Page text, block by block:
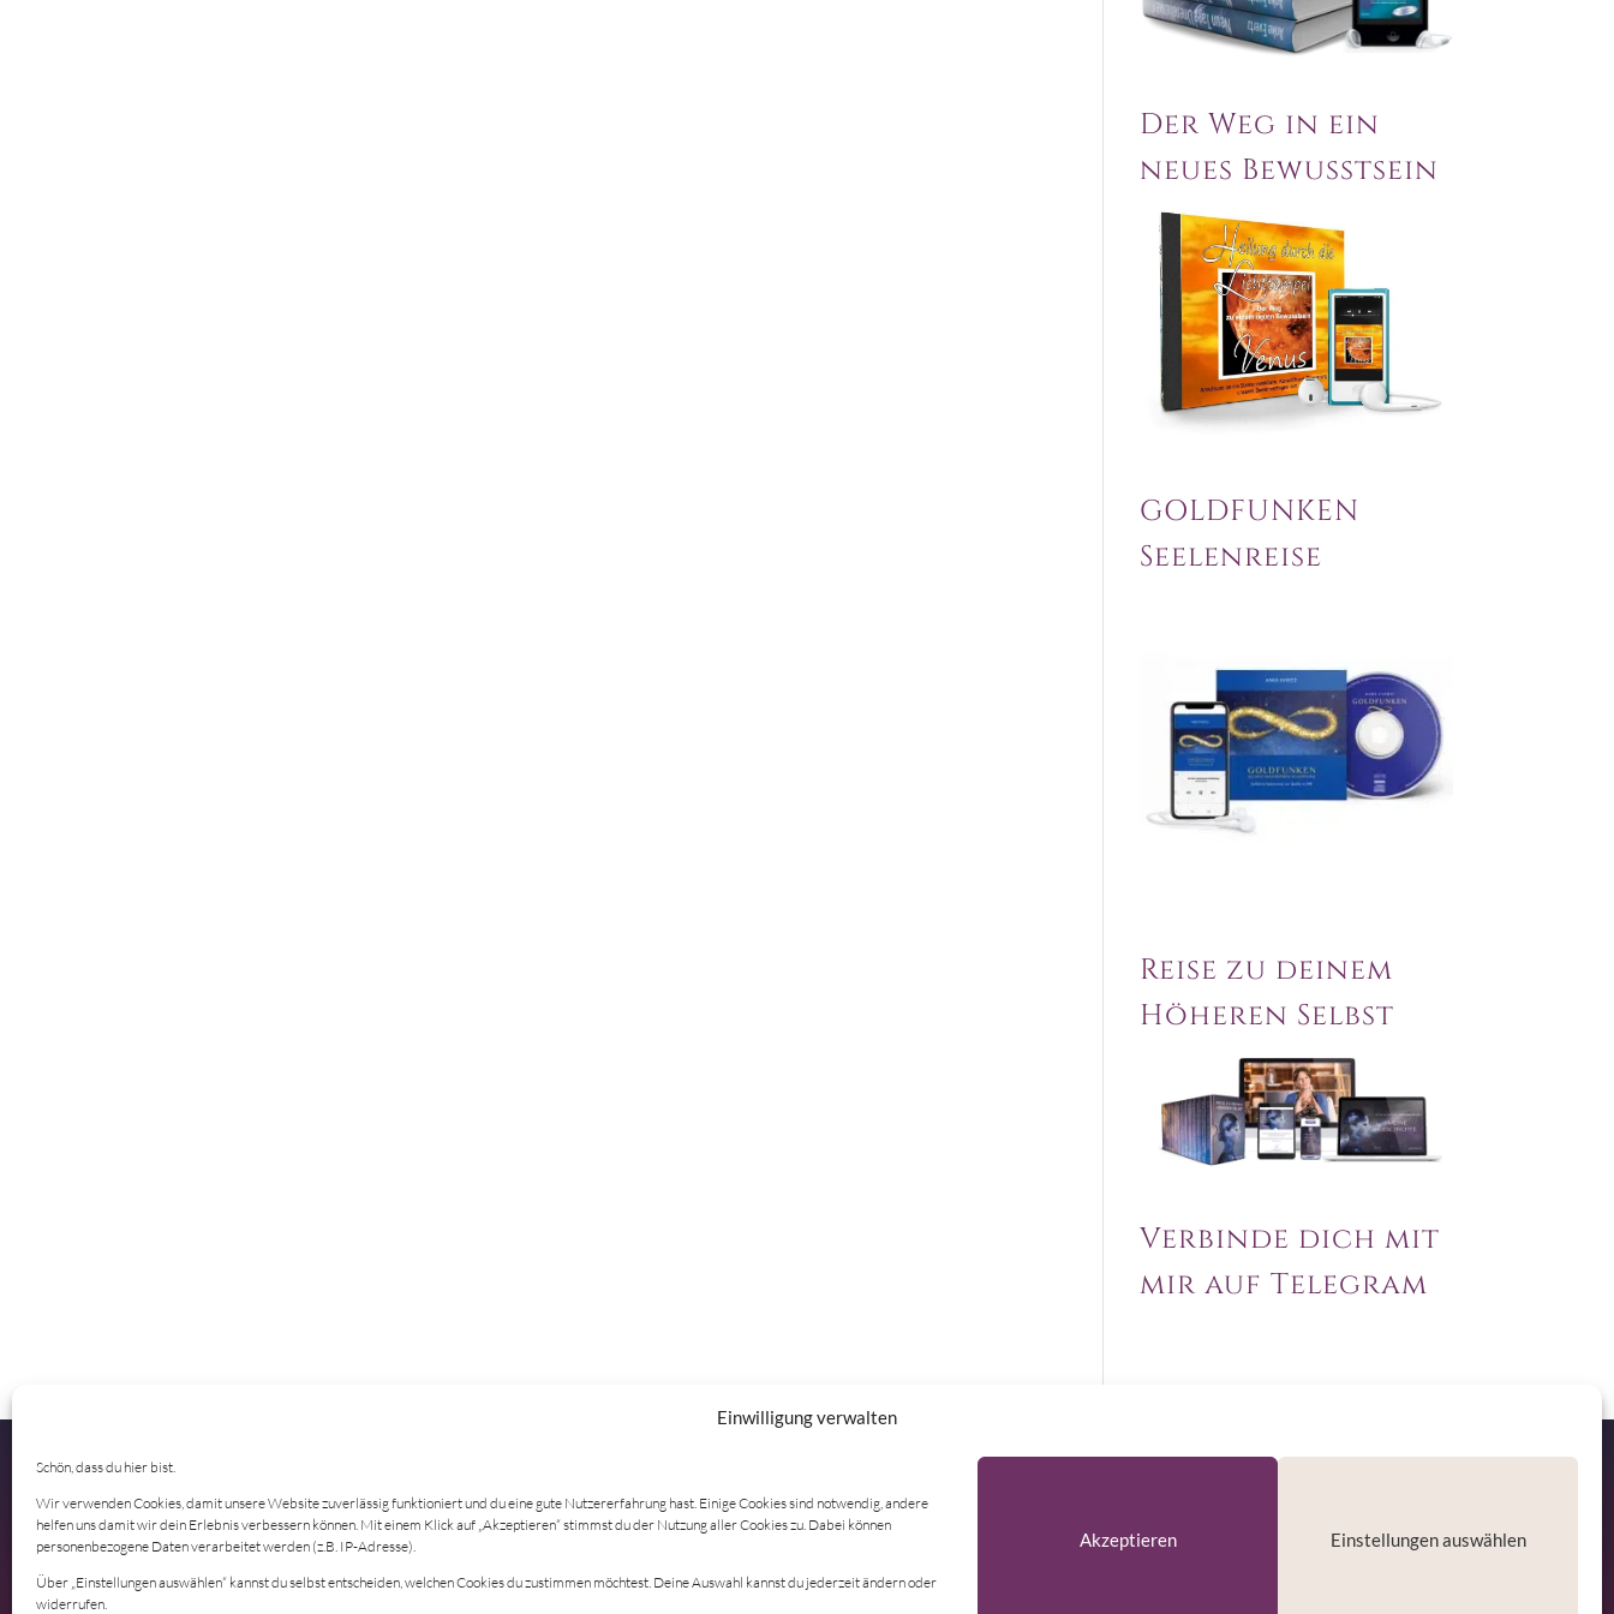
Einwilligung verwalten
Schön, dass du hier bist.
Wir verwenden Cookies, damit unsere Website zuverlässig funktioniert und du eine gute Nutzererfahrung hast. Einige Cookies sind notwendig, andere
helfen uns damit wir dein Erlebnis verbessern können. Mit einem Klick auf „Akzeptieren“ stimmst du der Nutzung aller Cookies zu. Dabei können
personenbezogene Daten verarbeitet werden (z.B. IP-Adresse).
Über „Einstellungen auswählen“ kannst du selbst entscheiden, welchen Cookies du zustimmen möchtest. Deine Auswahl kannst du jederzeit ändern oder
widerrufen.
Akzeptieren Einstellungen auswählen
Der Weg in ein
neues Bewusstsein
GOLDFUNKEN
Seelenreise
Reise zu deinem
Höheren Selbst
Verbinde dich mit
mir auf Telegram
AGB
Datenschutz
Bestellung widerrufen